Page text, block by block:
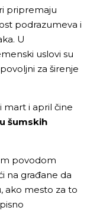
pripremaju
podrazumeva i
U
uslovi su
za širenje
mart i april čine
šumskih
povodom
na građane da
ako mesto za to